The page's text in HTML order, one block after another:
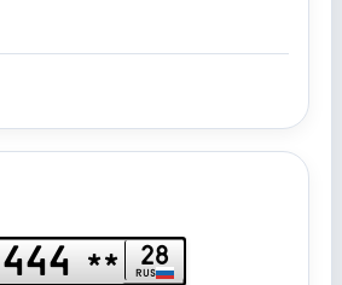
444 ** 28
RUS